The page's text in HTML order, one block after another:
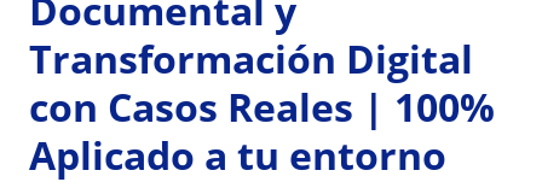
Transformación Digital
con Casos Reales | 100%
Aplicado a tu entorno